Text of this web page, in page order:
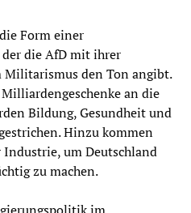
Form einer
die AfD mit ihrer
den Ton angibt.
an die
Bildung, Gesundheit und
Hinzu kommen
um Deutschland
zu machen.